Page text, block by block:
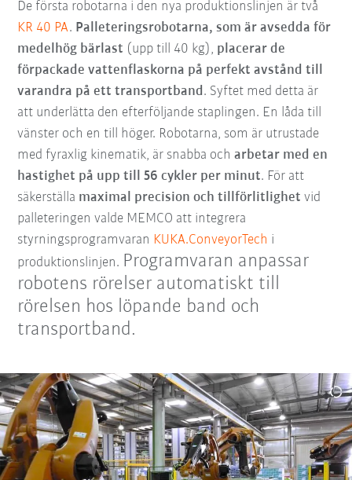
De första robotarna i den nya produktionslinjen är två
KR 40 PA. Palleteringsrobotarna, som är avsedda för
medelhög bärlast (upp till 40 kg), placerar de
förpackade vattenflaskorna på perfekt avstånd till
varandra på ett transportband. Syftet med detta är
att underlätta den efterföljande staplingen. En låda till
vänster och en till höger. Robotarna, som är utrustade
med fyraxlig kinematik, är snabba ocharbetar med en
hastighet på upp till 56 cykler per minut. För att
säkerställa maximal precision och tillförlitlighet vid
palleteringen valde MEMCO att integrera
styrningsprogramvaran KUKA.ConveyorTech i
produktionslinjen. Programvaran anpassar
robotens rörelser automatiskt till
rörelsen hos löpande band och
transportband.